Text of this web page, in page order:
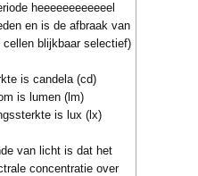
heeeeeeeeeeeel
en is de afbraak van
cellen blijkbaar selectief)
is candela (cd)
is lumen (lm)
is lux (lx)
van licht is dat het
concentratie over